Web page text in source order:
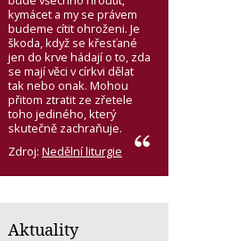
kymácet a my se právem
budeme cítit ohroženi. Je
škoda, když se křesťané
jen do krve hádají o to, zda
se mají věci v církvi dělat
tak nebo onak. Mohou
přitom ztratit ze zřetele
toho jediného, který
skutečně zachraňuje.
Zdroj: Nedělní liturgie
Aktuality